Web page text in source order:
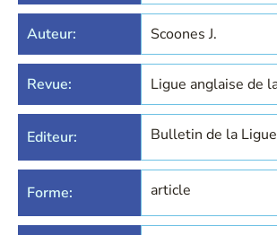
Auteur: Scoones J.
Revue: Ligue anglaise de
Editeur: Bulletin de la
Forme: article